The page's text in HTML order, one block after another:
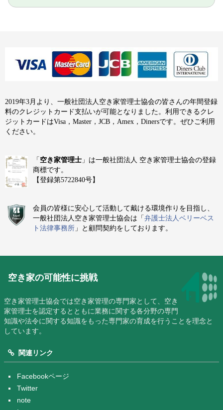
2019年3月より、一般社団法人空き家管理士協会の皆さんの年間登録
料のクレジットカード支払いが可能となりました。利用できるクレ
ジットカードはVisa，Master，JCB，Amex，Dinersです。ぜひご利用
ください。
「 空き家管理士 」は一般社団法人 空き家管理士協会の登録
商標です。
【登録第5722840号】
会員の皆様に安心して活動して戴ける環境作りを目指し、
一般社団法人空き家管理士協会は「弁護士法人ベリーベス
ト法律事務所 」と顧問契約をしております。
空き家の可能性に挑戦
空き家管理士協会では空き家管理の専門家として、空き
家管理士を認定するとともに業務に関する各分野の専門
知識や法令に関する知識をもった専門家の育成を行うことを理念と
しています。
関連リンク
Facebookページ
Twitter
note